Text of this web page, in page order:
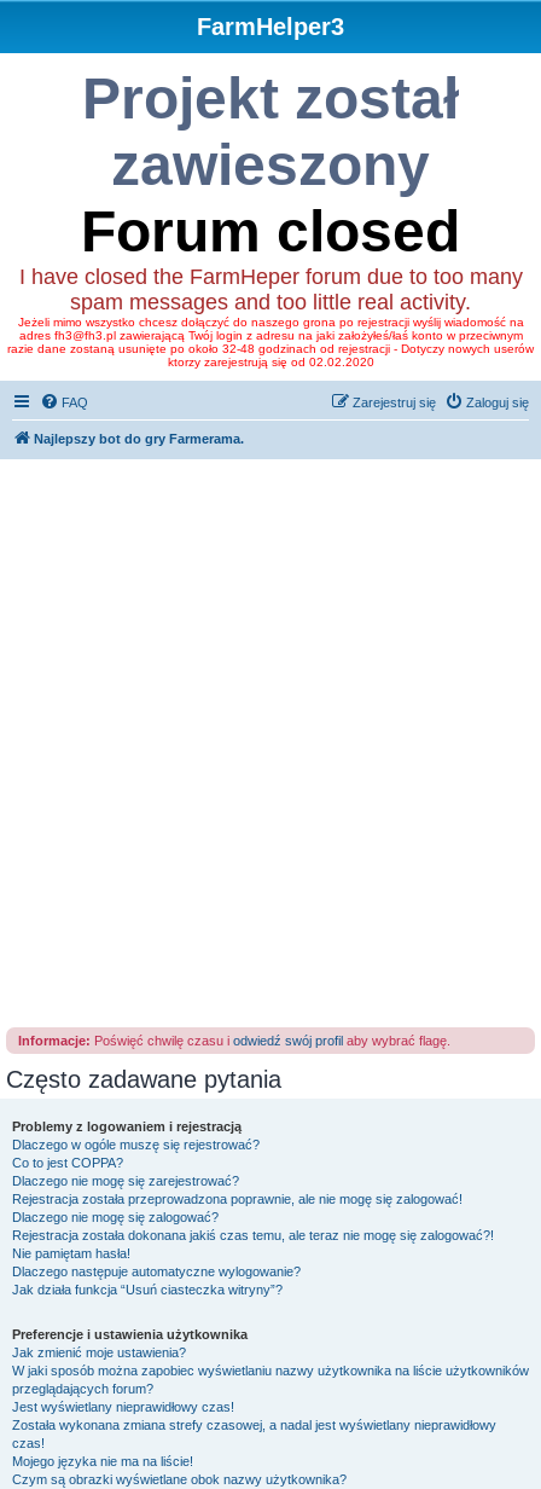
FarmHelper3
Projekt został
zawieszony
Forum closed
I have closed the FarmHeper forum due to too many
spam messages and too little real activity.
Jeżeli mimo wszystko chcesz dołączyć do naszego grona po rejestracji wyślij wiadomość na
adres fh3@fh3.pl zawierającą Twój login z adresu na jaki założyłeś/łaś konto w przeciwnym
razie dane zostaną usunięte po około 32-48 godzinach od rejestracji - Dotyczy nowych userów
ktorzy zarejestrują się od 02.02.2020
FAQ Zaloguj się
Zarejestruj się
Najlepszy bot do gry Farmerama.
Informacje: Poświęć chwilę czasu i odwiedź swój profil aby wybrać flagę.
Często zadawane pytania
Problemy z logowaniem i rejestracją
Dlaczego w ogóle muszę się rejestrować?
Co to jest COPPA?
Dlaczego nie mogę się zarejestrować?
Rejestracja została przeprowadzona poprawnie, ale nie mogę się zalogować!
Dlaczego nie mogę się zalogować?
Rejestracja została dokonana jakiś czas temu, ale teraz nie mogę się zalogować?!
Nie pamiętam hasła!
Dlaczego następuje automatyczne wylogowanie?
Jak działa funkcja “Usuń ciasteczka witryny”?
Preferencje i ustawienia użytkownika
Jak zmienić moje ustawienia?
W jaki sposób można zapobiec wyświetlaniu nazwy użytkownika na liście użytkowników
przeglądających forum?
Jest wyświetlany nieprawidłowy czas!
Została wykonana zmiana strefy czasowej, a nadal jest wyświetlany nieprawidłowy
czas!
Mojego języka nie ma na liście!
Czym są obrazki wyświetlane obok nazwy użytkownika?